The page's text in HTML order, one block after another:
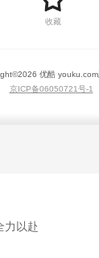
收藏
2026 优酷 youku.com
京ICP备06050721号-1
力以赴